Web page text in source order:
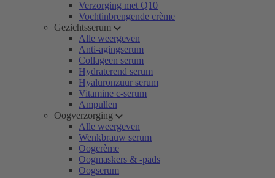
Verzorging met Q10
Vochtinbrengende crème
Gezichtsserum
Alle weergeven
Anti-agingserum
Collageen serum
Hydraterend serum
Hyaluronzuur serum
Vitamine c-serum
Ampullen
Oogverzorging
Alle weergeven
Wenkbrauw serum
Oogcrème
Oogmaskers & -pads
Oogserum